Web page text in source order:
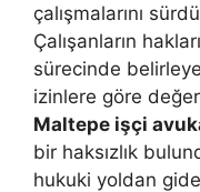
çalışmalarını
Çalışanların
sürecinde
izinlere göre
Maltepe işçi
bir haksızlık
hukuki yoldan